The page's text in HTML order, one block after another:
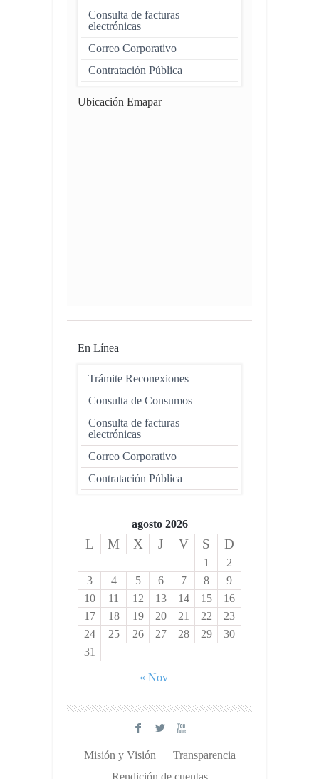
Consulta de facturas
electrónicas
Correo Corporativo
Contratación Pública
Ubicación Emapar
En Línea
Trámite Reconexiones
Consulta de Consumos
Consulta de facturas
electrónicas
Correo Corporativo
Contratación Pública
agosto 2026
L M X J V S D
1
2
3
4 5 6 7 8
9
10
11 12 13 14 15
16
17
18 19 20 21 22
23
24
25 26 27 28 29
30
31
« Nov
F L X
Misión y Visión
Transparencia